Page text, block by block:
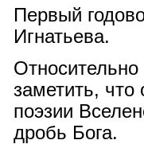
Первый
Игнатьева.
заметить, что
поэзии
дробь Бога.